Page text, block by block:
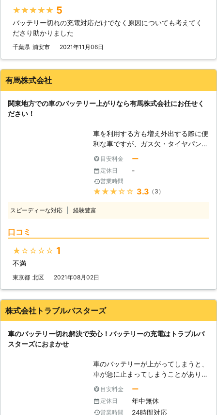
んな原因がある 車の放置だけではな
原因があります。下記に紹介していき
た状態でエアコンを使いすぎてしまっ
ッテリーの劣化 上記がバッテリー上
がりの原因となる、事象です。「あ
っ！これが原因かも！」という例は、
ありましたでしょうか。このような状
況を避けるためにも、参考にしてみて
くださいませ。 ●ジャンプスタート
による復旧！適切な作業で迅速に車を
動かします 弊社はお客様の車を、ジ
とは、車にエンジンを動かす程度の電
救護車を用意（以後ジャンプスタータ
ーで統一） ②ジャンプスターターを
ブースターケーブルでバッテリーに繋
ぐ ③ジャンプスターターでバッテリ
ーにエンジンがかかる程度の電気を送
り込む ④エンジンが動き出す 「え、
う……」と思うかもしれません。しか
し、やりなれていない作業ではケーブ
それがあるのです。弊社にジャンプス
タート作業をご依頼いただければ、お
客様が感電することなく無事にエンジ
★★★★★ 5
バッテリー切れの充電対応だけでなく原因についても考えてく
ださり助かりました
千葉県 浦安市 2021年11月06日
有馬株式会社
関東地方での車のバッテリー上がりなら有馬株式会社にお任せく
ださい！
車を利用する方も増え外出する際に便
利な車ですが、ガス欠・タイヤパン
るトラブルは多いです。 その中でも
車のバッテリー上がりに関する問題
は、依頼数の最も多いトラブルです。
外出先で突然エンジンが動かなくなっ
急にそのようなトラブルが発生してし
い」 このような症状が出た際は、車
ー上がりの対処をおこなうこともでき
専門の業者に依頼するのがおすすめで
で、安心安全に作業をおこなってほし
い際は、私達までお問い合わせくださ
い。 【関東地方で対応！タイヤのパ
ンク修理もお任せください】 有馬株
式会社は、東京都・埼玉県・千葉県・
目安料金 ー
定休日 -
営業時間
★★★★★ 3.3 （3）
スピーディーな対応 経験豊富
口コミ
★★★★★ 1
不満
東京都 北区 2021年08月02日
株式会社トラブルバスターズ
車のバッテリー切れ解決で安心！バッテリーの充電はトラブルバ
スターズにおまかせ
車のバッテリーが上がってしまうと、
車が急に止まってしまうことがありま
ないところでバッテリーが上がってし
まうと、いつ復旧できるかわからなく
目安料金 ー
定休日 年中無休
営業時間 24時間対応